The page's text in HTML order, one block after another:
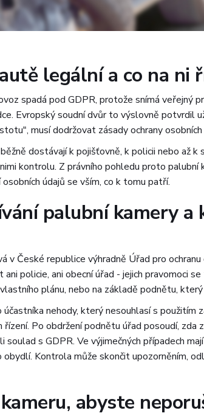
legální a co na ni
spadá pod GDPR, protože snímá veřejný
Evropský soudní dvůr to výslovně potvrdil
musí dodržovat zásady ochrany osobních
dostávají k pojišťovně, k policii nebo až k
kontrolu. Z právního pohledu proto palubní
údajů se vším, co k tomu patří.
palubní kamery a
v České republice výhradně Úřad pro
policie, ani obecní úřad - jejich pravomoci
plánu, nebo na základě podnětu,
nehody, který nesouhlasí s použitím
Po obdržení podnětu úřad posoudí, zda
s GDPR. Ve výjimečných případech
Kontrola může skončit upozorněním,
abyste